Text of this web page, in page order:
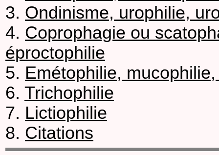
3. Ondinisme, urophilie,
4. Coprophagie ou
éproctophilie
5. Emétophilie,
6. Trichophilie
7. Lictiophilie
8. Citations